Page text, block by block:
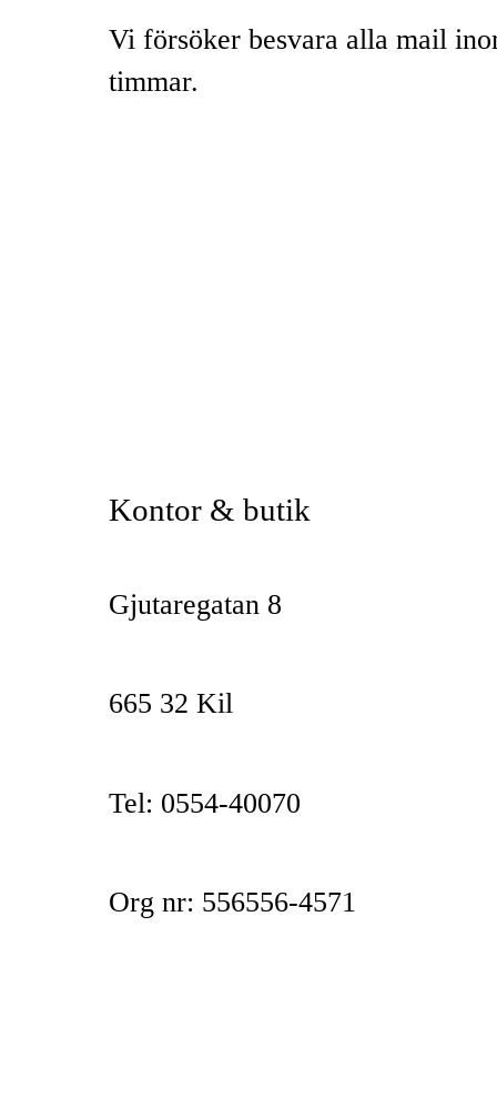
Vi försöker besvara alla mail
timmar.
Kontor & butik
Gjutaregatan 8
665 32 Kil
Tel: 0554-40070
Org nr: 556556-4571